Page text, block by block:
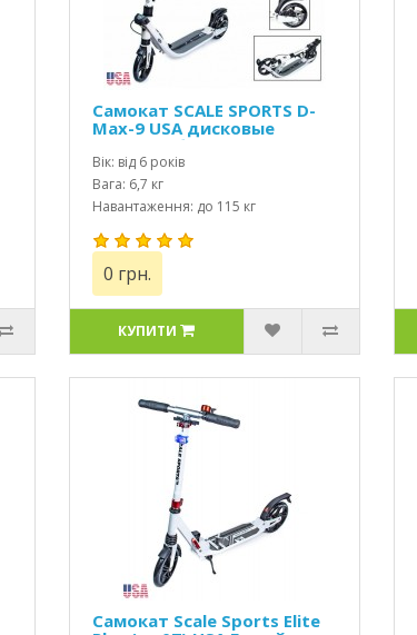
Самокат SCALE SPORTS D-
Max-9 USA дисковые
тормоза белый
Вік: від 6 років
Вага: 6,7 кг
Навантаження: до 115 кг
0 грн.
КУПИТИ
Самокат Scale Sports Elite